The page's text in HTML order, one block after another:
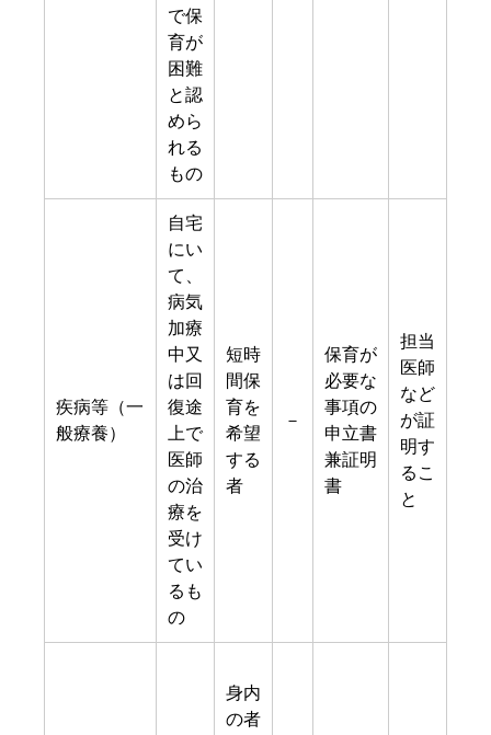
で保
育が
困難
と認
めら
れる
もの
疾病等（一
般療養）
自宅
にい
て、
病気
加療
中又
は回
復途
上で
医師
の治
療を
受け
てい
るも
の
短時
間保
育を
希望
する
者
－
保育が
必要な
事項の
申立書
兼証明
書
担当
医師
など
が証
明す
るこ
と
身内
の者